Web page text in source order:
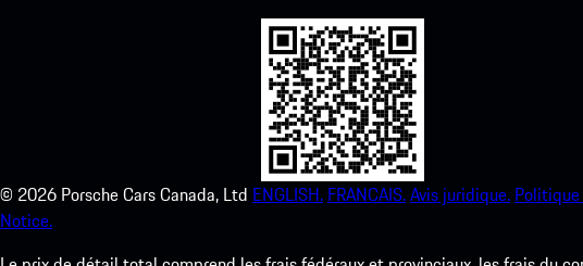
© 2026 Porsche Cars Canada, Ltd ENGLISH. FRANCAIS.Avis juridique.
Notice.